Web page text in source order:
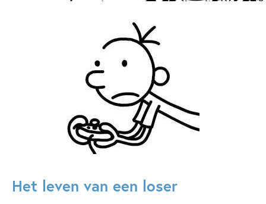
Graphic novel/extra veel beeld
Jeff Kinney
Het leven van een loser